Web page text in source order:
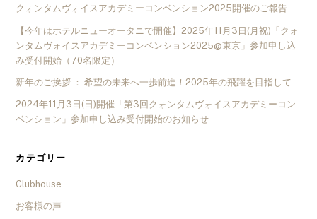
クォンタムヴォイスアカデミーコンベンション2025開催のご報告
【今年はホテルニューオータニで開催】2025年11月3日(月祝)「クォ
ンタムヴォイスアカデミーコンベンション2025@東京」参加申し込
み受付開始（70名限定）
新年のご挨拶 ： 希望の未来へ一歩前進！2025年の飛躍を目指して
2024年11月3日(日)開催「第3回クォンタムヴォイスアカデミーコン
ベンション」参加申し込み受付開始のお知らせ
カテゴリー
Clubhouse
お客様の声